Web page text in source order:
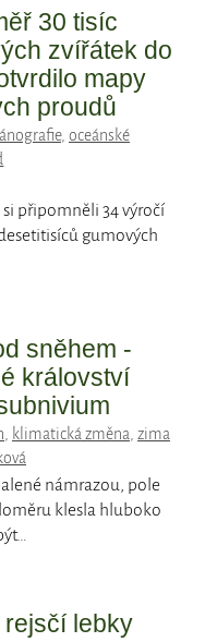
30 tisíc
zvířátek do
mapy
proudů
, oceánské
připomněli 34 výročí
gumových
sněhem -
království
, klimatická změna, zima
námrazou, pole
klesla hluboko
lebky